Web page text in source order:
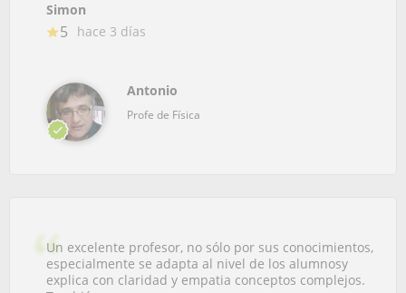
Simon
5 hace 3 días
Antonio
Profe de Física
Un excelente profesor, no sólo por sus conocimientos,
especialmente se adapta al nivel de los alumnosy
explica con claridad y empatia conceptos complejos.